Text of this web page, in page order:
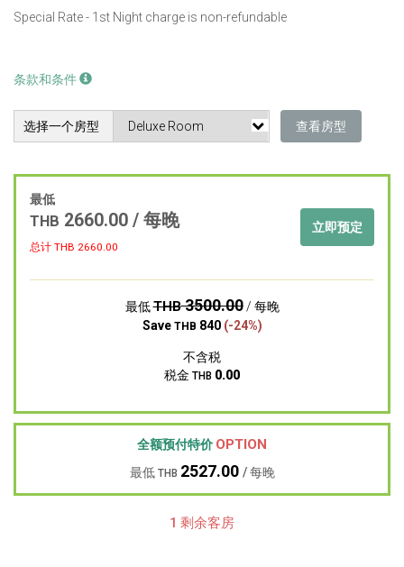
Special Rate - 1st Night charge is non-refundable
条款和条件
选择一个房型 查看房型
最低
THB 2660.00 / 每晚
总计 THB 2660.00
立即预定
最低THB3500.00/ 每晚
Save THB 840 (-24%)
不含税
税金 THB 0.00
全额预付特价 OPTION
最低 THB 2527.00 / 每晚
1 剩余客房